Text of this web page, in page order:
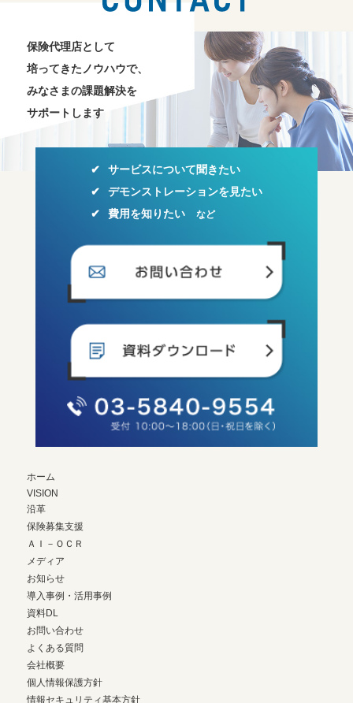
保険代理店として
培ってきたノウハウで、
みなさまの課題解決を
サポートします
サービスについて聞きたい
デモンストレーションを見たい
費用を知りたい など
ホーム
VISION
沿革
保険募集支援
ＡＩ－ＯＣＲ
メディア
お知らせ
導入事例・活用事例
資料DL
お問い合わせ
よくある質問
会社概要
個人情報保護方針
情報セキュリティ基本方針